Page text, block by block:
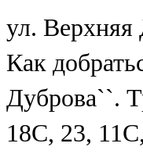
ул. Верхняя
Как
Дуброва``.
18С, 23,